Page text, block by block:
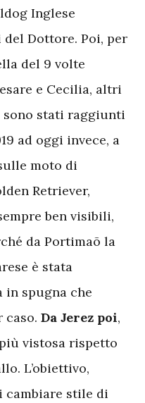
Inglese
Dottore. Poi, per
del 9 volte
e Cecilia, altri
sono stati raggiunti
ad oggi invece, a
moto di
Retriever,
ben visibili,
da Portimaõ la
è stata
in spugna che
caso. Da Jerez poi,
vistosa rispetto
L’obiettivo,
cambiare stile di